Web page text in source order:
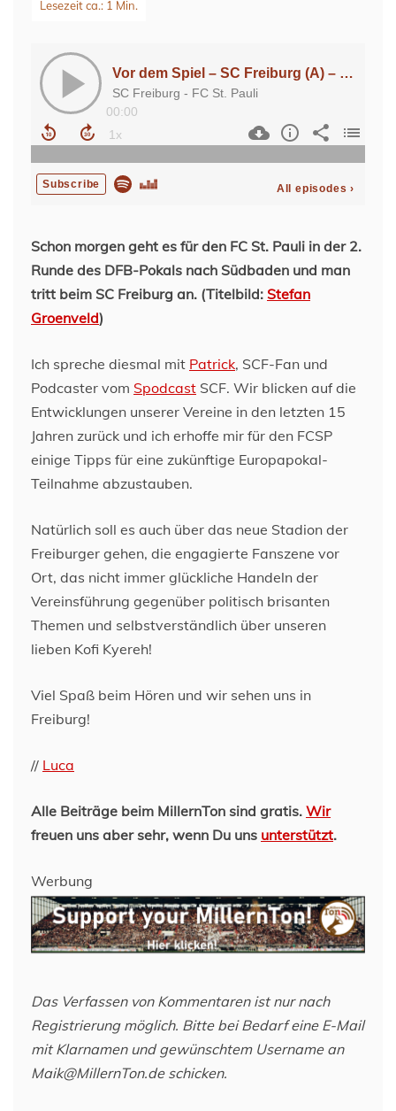
Schon morgen geht es für den FC St. Pauli in der 2.
Runde des DFB-Pokals nach Südbaden und man
tritt beim SC Freiburg an. (Titelbild: Stefan
Groenveld)
Ich spreche diesmal mit Patrick, SCF-Fan und
Podcaster vom Spodcast SCF. Wir blicken auf die
Entwicklungen unserer Vereine in den letzten 15
Jahren zurück und ich erhoffe mir für den FCSP
einige Tipps für eine zukünftige Europapokal-
Teilnahme abzustauben.
Natürlich soll es auch über das neue Stadion der
Freiburger gehen, die engagierte Fanszene vor
Ort, das nicht immer glückliche Handeln der
Vereinsführung gegenüber politisch brisanten
Themen und selbstverständlich über unseren
lieben Kofi Kyereh!
Viel Spaß beim Hören und wir sehen uns in
Freiburg!
// Luca
Alle Beiträge beim MillernTon sind gratis. Wir
freuen uns aber sehr, wenn Du uns unterstützt.
Werbung
Das Verfassen von Kommentaren ist nur nach
Registrierung möglich. Bitte bei Bedarf eine E-Mail
mit Klarnamen und gewünschtem Username an
Maik@MillernTon.de schicken.